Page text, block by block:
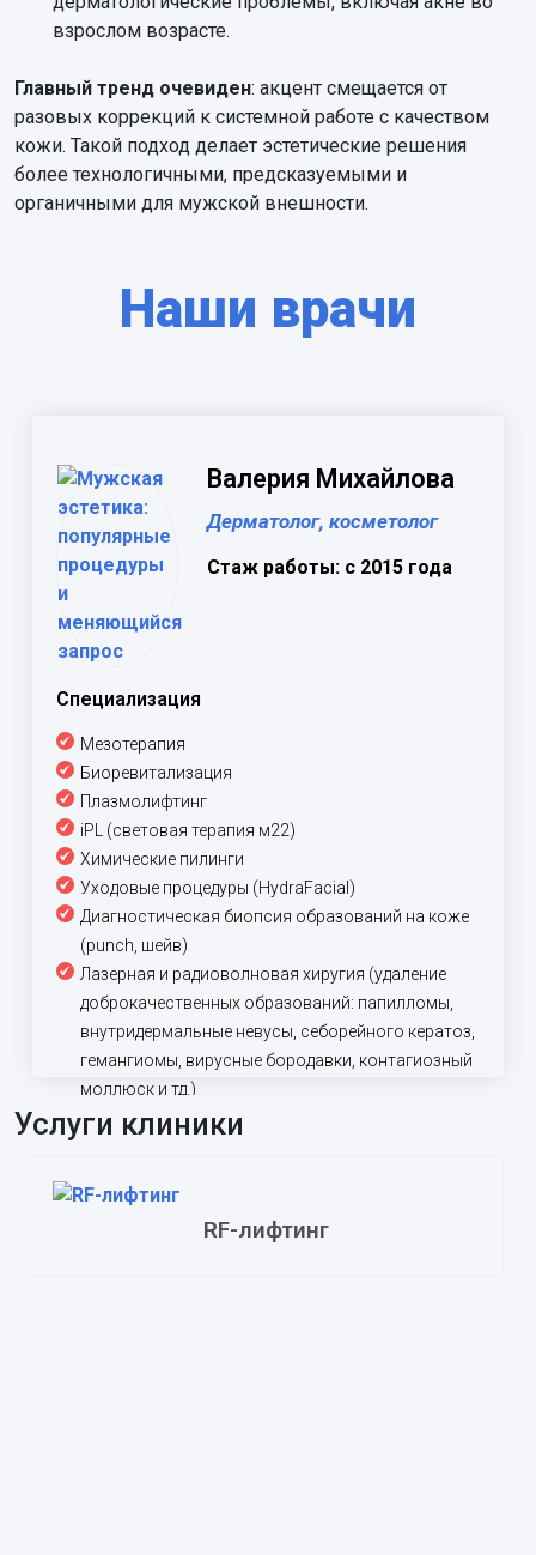
взрослом возрасте.
Главный тренд очевиден: акцент смещается от
разовых коррекций к системной работе с качеством
кожи. Такой подход делает эстетические решения
более технологичными, предсказуемыми и
органичными для мужской внешности.
Наши врачи
Валерия Михайлова
Дерматолог, косметолог
Стаж работы: с 2015 года
Специализация
Мезотерапия
Биоревитализация
Плазмолифтинг
iPL (световая терапия м22)
Химические пилинги
Уходовые процедуры (HydraFacial)
Диагностическая биопсия образований на коже
(punch, шейв)
Лазерная и радиоволновая хиругия (удаление
доброкачественных образований: папилломы,
внутридермальные невусы, себорейного кератоз,
гемангиомы, вирусные бородавки, контагиозный
моллюск и тд.)
Услуги клиники
RF-лифтинг